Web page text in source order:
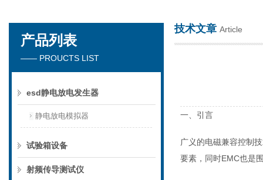
深圳市楚英豪科技有限公司
产品列表
—— PROUCTS LIST
esd静电放电发生器
静电放电模拟器
试验箱设备
射频传导测试仪
技术文章 Article
一、引言
广义的电磁兼容控制
要素，同时EMC也是